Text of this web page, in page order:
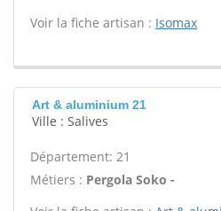
Voir la fiche artisan : Isomax
Art & aluminium 21
Ville : Salives
Département: 21
Métiers : Pergola Soko -